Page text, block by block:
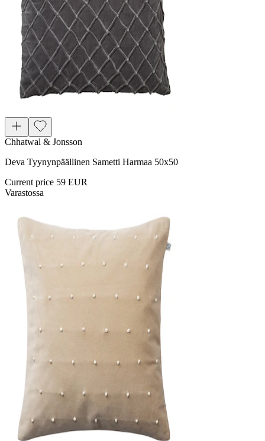
Chhatwal & Jonsson
Deva Tyynynpäällinen Sametti Harmaa 50x50
Current price 59 EUR
Varastossa